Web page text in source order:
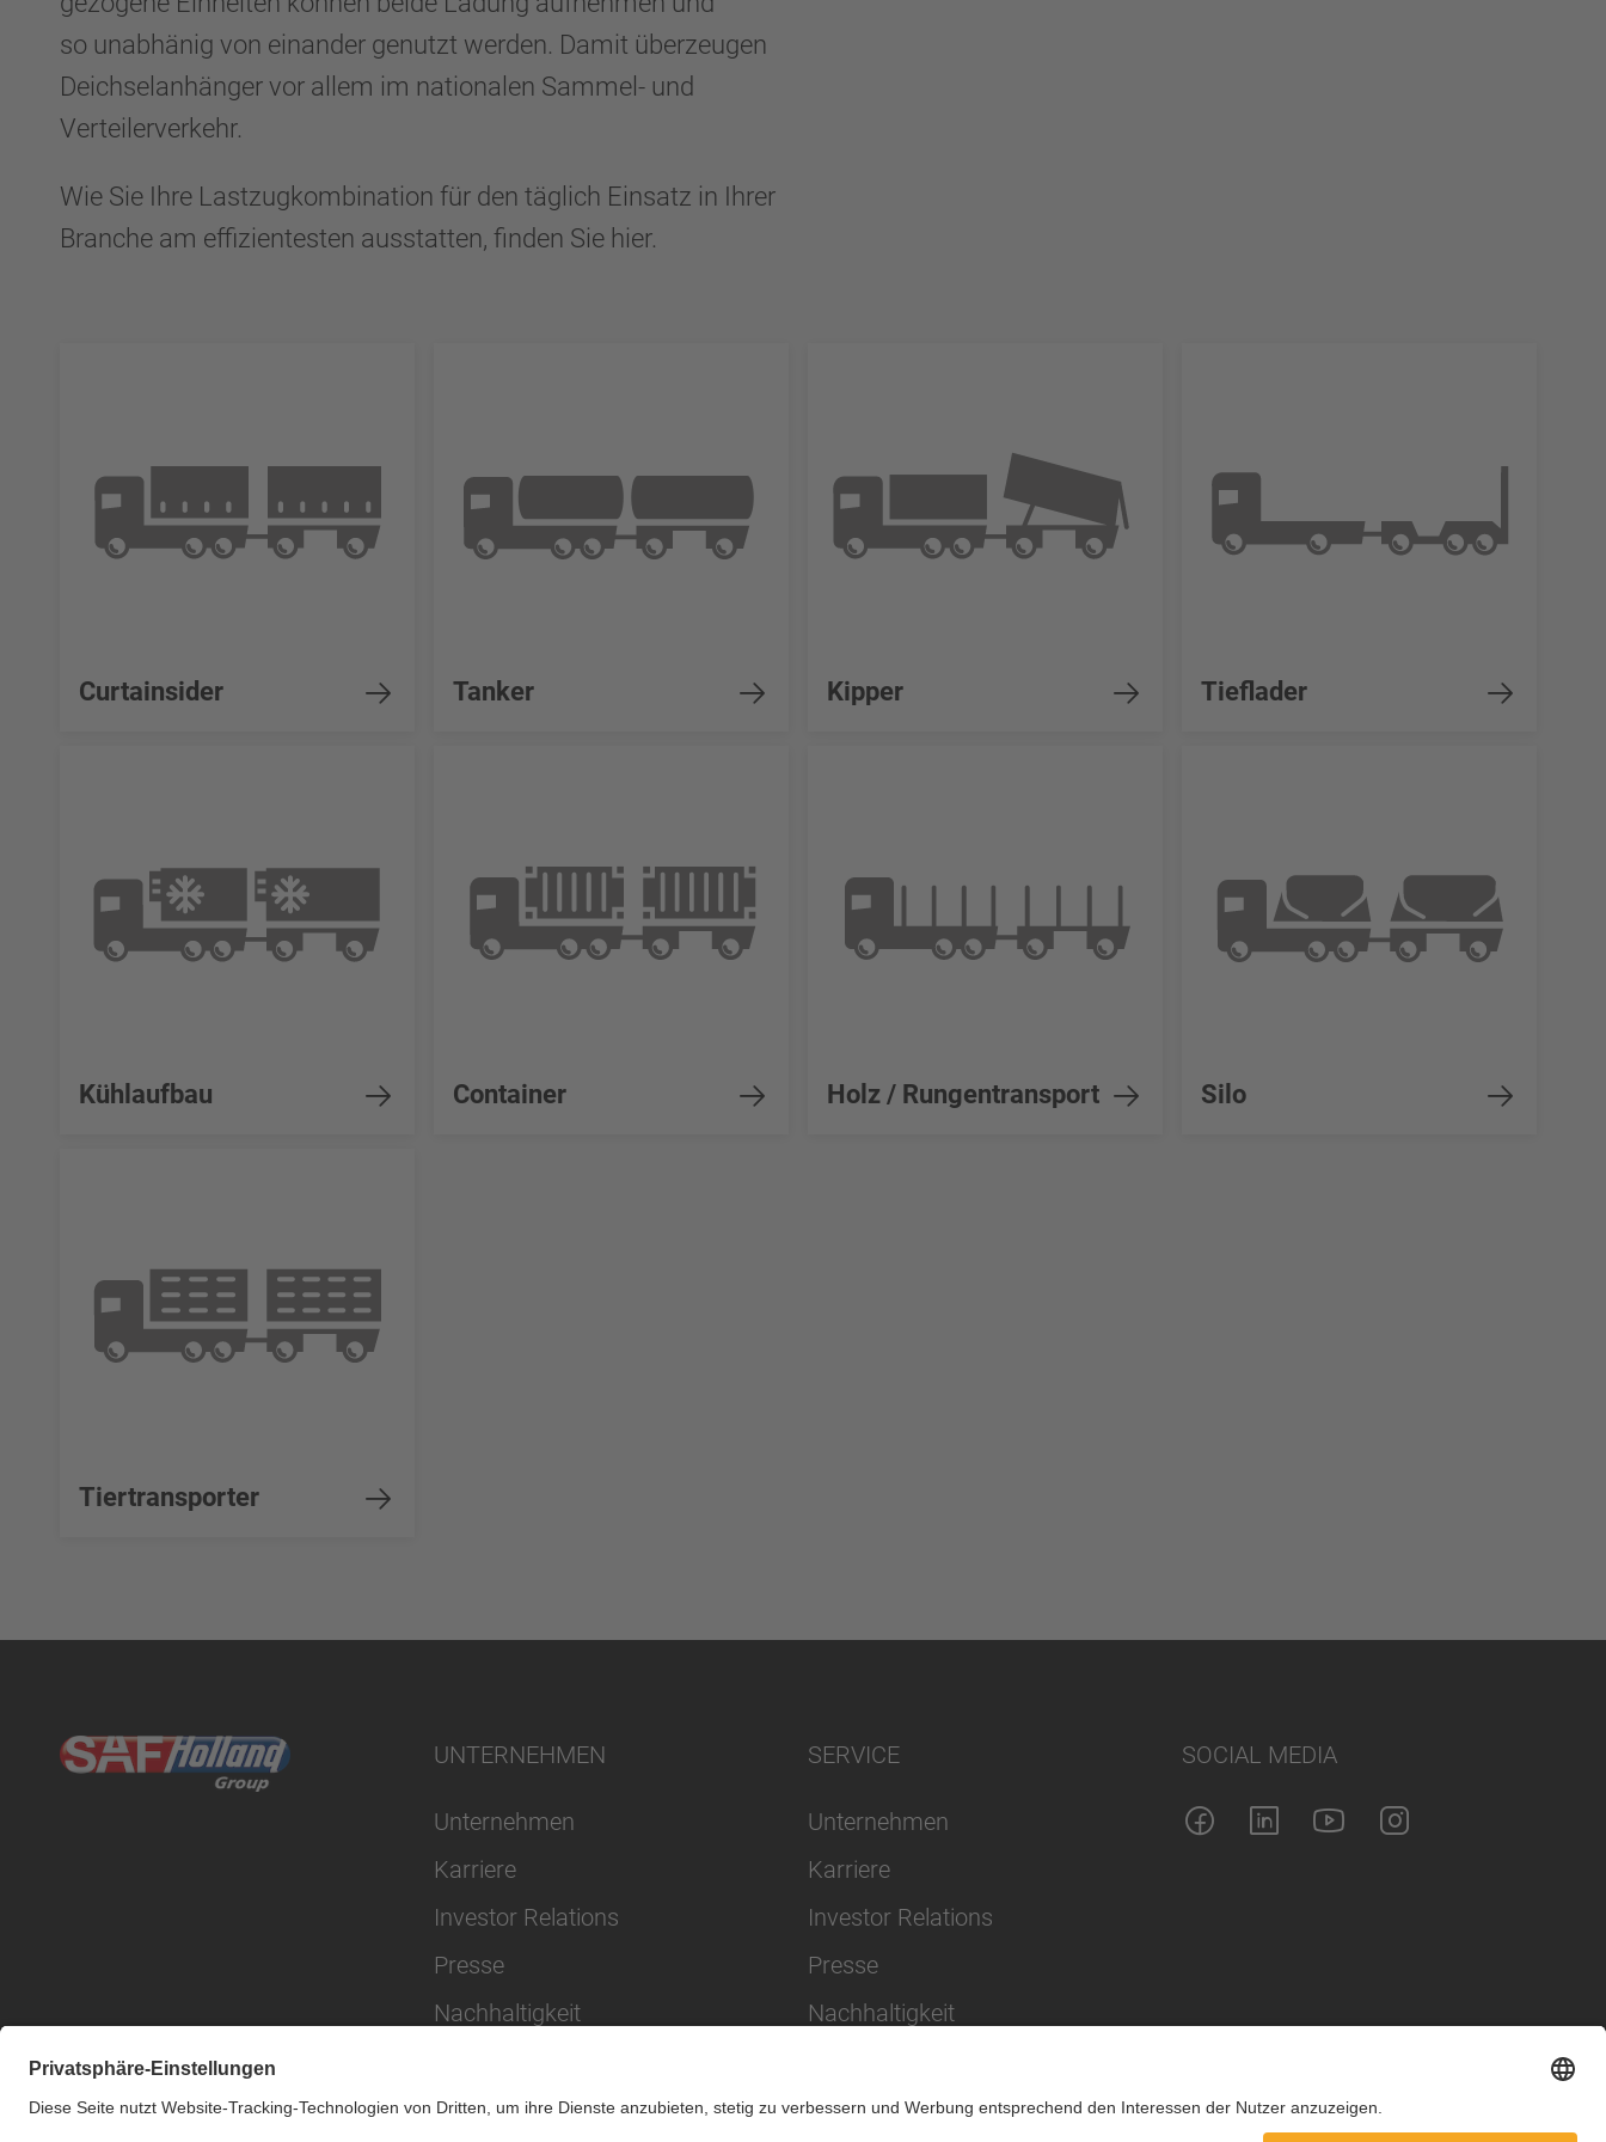
so unabhänig von einander genutzt werden. Damit überzeugen
Deichselanhänger vor allem im nationalen Sammel- und
Verteilerverkehr.
Wie Sie Ihre Lastzugkombination für den täglich Einsatz in Ihrer
Branche am effizientesten ausstatten, finden Sie hier.
Curtainsider Tanker Kipper Tieflader
Kühlaufbau Container Holz / Rungentransport Silo
Tiertransporter
UNTERNEHMEN
Unternehmen
Karriere
Investor Relations
Presse
Nachhaltigkeit
SERVICE
Unternehmen
Karriere
Investor Relations
Presse
Nachhaltigkeit
SOCIAL MEDIA